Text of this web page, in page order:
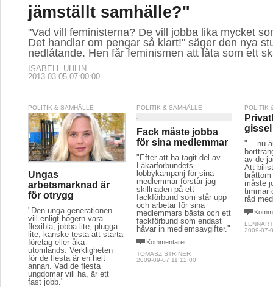
jämställt samhälle?"
"Vad vill feministerna? De vill jobba lika mycket
Det handlar om pengar så klart!" säger den nya
nedlåtande. Hen får feminismen att låta som ett
ISABELL UHLIN
2013-03-05 07:00:00
POLITIK & SAMHÄLLE
Ungas
arbetsmarknad är
för otrygg
"Den unga generationen
vill enligt högern vara
flexibla, jobba lite, plugga
lite, kanske testa att starta
företag eller åka
utomlands. Verkligheten
för de flesta är en helt
annan. Vad de flesta
ungdomar vill ha, är ett
fast jobb."
POLITIK & SAMHÄLLE
Fack måste jobba
för sina medlemmar
"Efter att ha tagit del av
Läkarförbundets
lobbykampanj för sina
medlemmar förstår jag
skillnaden på ett
fackförbund som står upp
och arbetar för sina
medlemmars bästa och ett
fackförbund som endast
håvar in medlemsavgifter."
Kommentarer
TOMASZ STRINER
2009-09-07 11:12:00
POLITIK
gissel
"... nu
av de
Att
måste
timmar
råd
2009-07-